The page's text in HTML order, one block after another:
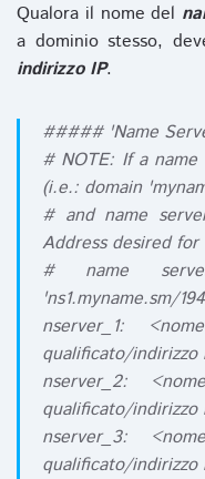
Qualora il nome del
a dominio stesso,
indirizzo IP.
##### 'Name
# NOTE: If a
(i.e.: domain
# and name
Address desired
# name
'ns1.myname.sm/
nserver_1:
qualificato/indirizzo
nserver_2:
qualificato/indirizzo
nserver_3:
qualificato/indirizzo